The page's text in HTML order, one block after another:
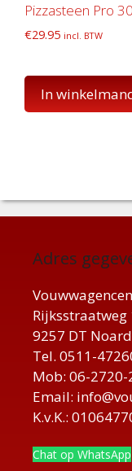
Pizzasteen Pro 30
€29.95 incl. BTW
In
Adres
Rijksstraatweg
9257 DT
Tel. 0511-
Mob: 06-2720-
Email:
K.v.K.:
Chat op WhatsApp